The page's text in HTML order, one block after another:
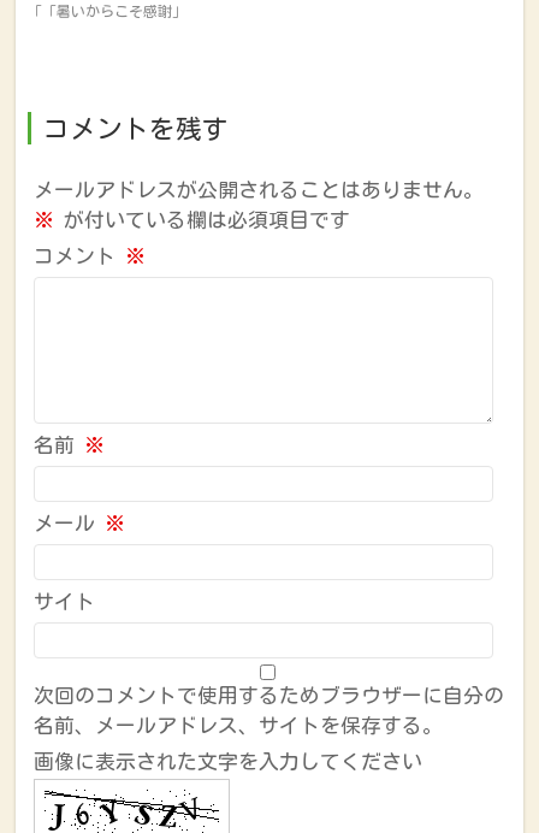
「「暑いからこそ感謝」
コメントを残す
メールアドレスが公開されることはありません。
※ が付いている欄は必須項目です
コメント ※
名前 ※
メール ※
サイト
次回のコメントで使用するためブラウザーに自分の
名前、メールアドレス、サイトを保存する。
画像に表示された文字を入力してください